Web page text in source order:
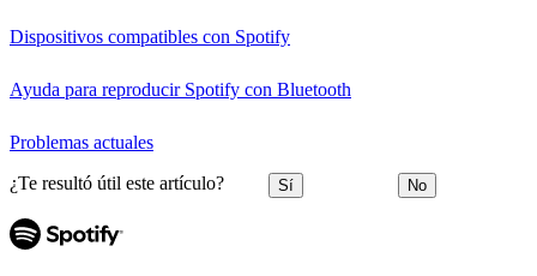
Dispositivos compatibles con Spotify
Ayuda para reproducir Spotify con Bluetooth
Problemas actuales
¿Te resultó útil este artículo? Sí No